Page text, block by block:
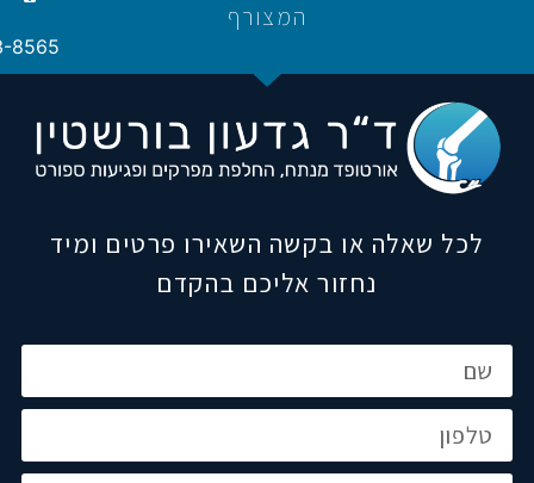
המצורף
לכל שאלה או בקשה השאירו פרטים ומיד
נחזור אליכם בהקדם
8565